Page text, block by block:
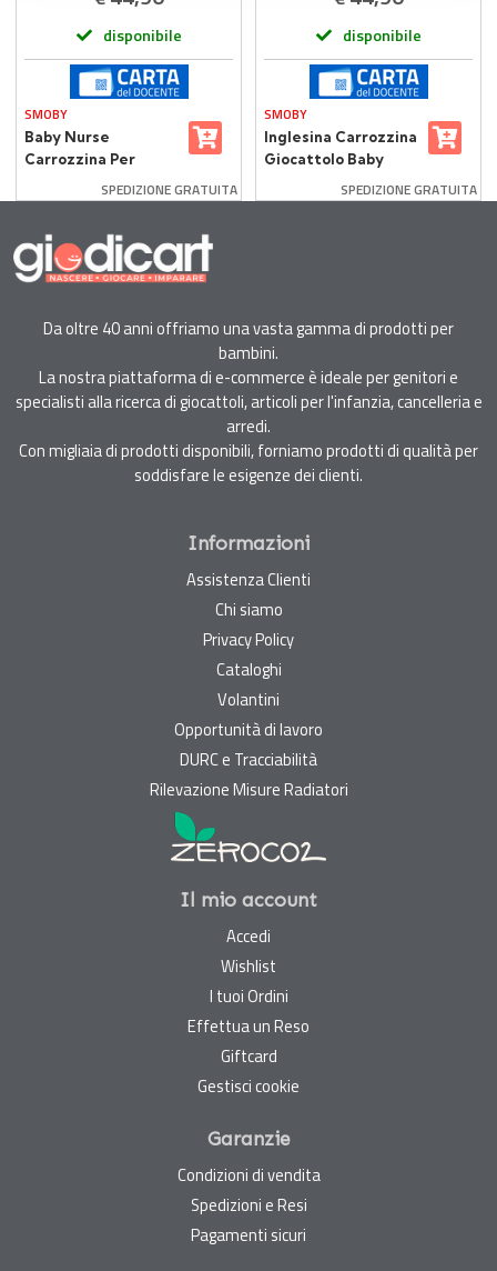
disponibile
SMOBY
Baby Nurse
Carrozzina Per
SPEDIZIONE GRATUITA
disponibile
SMOBY
Inglesina Carrozzina
Giocattolo Baby
SPEDIZIONE GRATUITA
Da oltre 40 anni offriamo una vasta gamma di prodotti per
bambini.
La nostra piattaforma di e-commerce è ideale per genitori e
specialisti alla ricerca di giocattoli, articoli per l'infanzia, cancelleria e
arredi.
Con migliaia di prodotti disponibili, forniamo prodotti di qualità per
soddisfare le esigenze dei clienti.
Informazioni
Assistenza Clienti
Chi siamo
Privacy Policy
Cataloghi
Volantini
Opportunità di lavoro
DURC e Tracciabilità
Rilevazione Misure Radiatori
Il mio account
Accedi
Wishlist
I tuoi Ordini
Effettua un Reso
Giftcard
Gestisci cookie
Garanzie
Condizioni di vendita
Spedizioni e Resi
Pagamenti sicuri